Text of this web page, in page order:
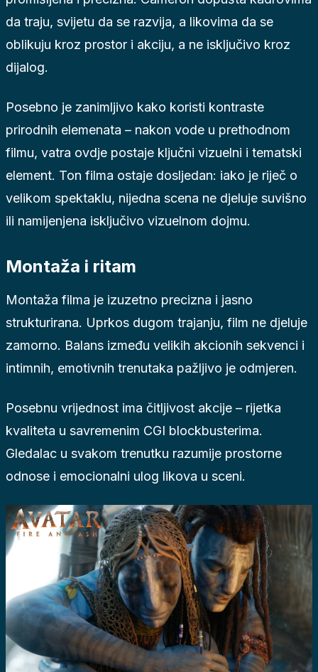
da traju, svijetu da se razvija, a likovima da se
oblikuju kroz prostor i akciju, a ne isključivo kroz
dijalog.
Posebno je zanimljivo kako koristi kontraste
prirodnih elemenata – nakon vode u prethodnom
filmu, vatra ovdje postaje ključni vizuelni i tematski
element. Ton filma ostaje dosljedan: iako je riječ o
velikom spektaklu, nijedna scena ne djeluje suvišno
ili namijenjena isključivo vizuelnom dojmu.
Montaža i ritam
Montaža filma je izuzetno precizna i jasno
strukturirana. Uprkos dugom trajanju, film ne djeluje
zamorno. Balans između velikih akcionih sekvenci i
intimnih, emotivnih trenutaka pažljivo je odmjeren.
Posebnu vrijednost ima čitljivost akcije – rijetka
kvaliteta u savremenim CGI blockbusterima.
Gledalac u svakom trenutku razumije prostorne
odnose i emocionalni ulog likova u sceni.